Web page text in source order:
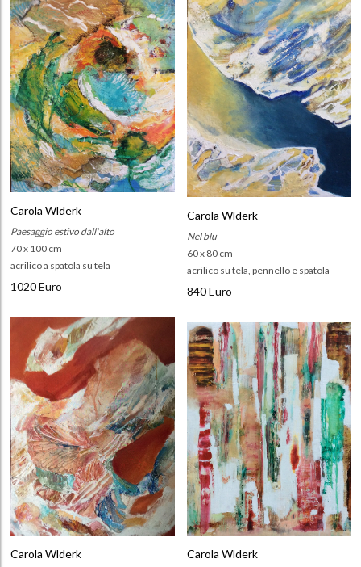
Carola Wlderk
Paesaggio estivo dall'alto
70 x 100 cm
acrilico a spatola su tela
1020 Euro
Carola Wlderk
Nel blu
60 x 80 cm
acrilico su tela, pennello e spatola
840 Euro
Carola Wlderk Carola Wlderk